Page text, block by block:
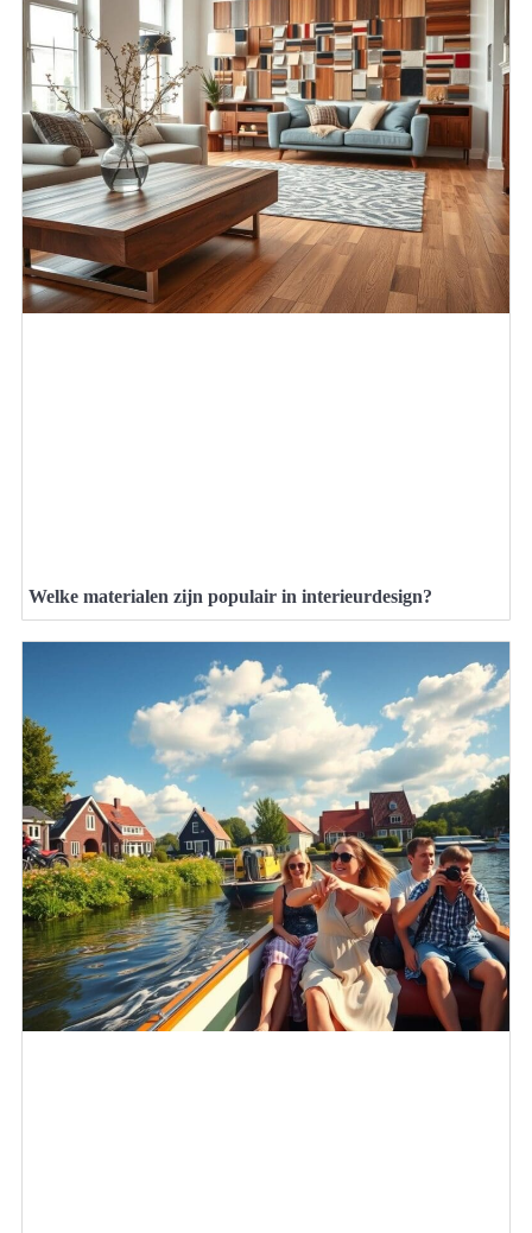
Welke materialen zijn populair in interieurdesign?